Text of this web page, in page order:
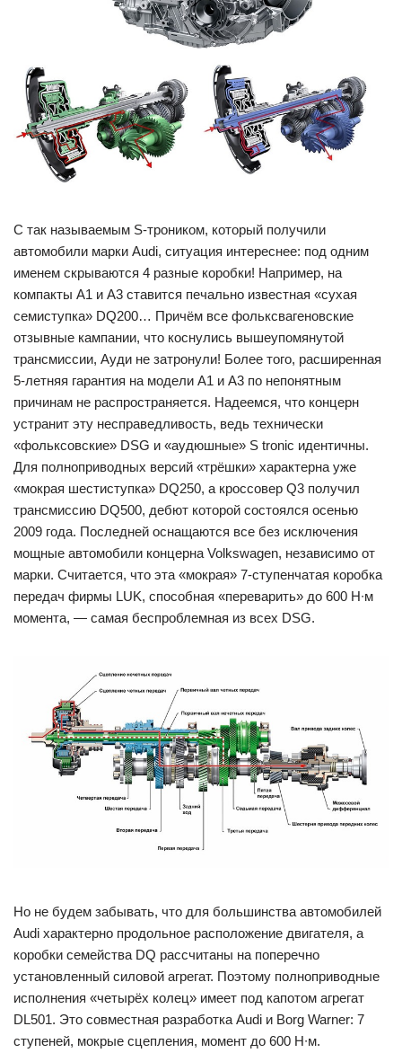
C так называемым S-троником, который получили
автомобили марки Audi, ситуация интереснее: под одним
именем скрываются 4 разные коробки! Например, на
компакты A1 и A3 ставится печально известная «сухая
семиступка» DQ200… Причём все фольксвагеновские
отзывные кампании, что коснулись вышеупомянутой
трансмиссии, Ауди не затронули! Более того, расширенная
5-летняя гарантия на модели A1 и A3 по непонятным
причинам не распространяется. Надеемся, что концерн
устранит эту несправедливость, ведь технически
«фольксовские» DSG и «аудюшные» S tronic идентичны.
Для полноприводных версий «трёшки» характерна уже
«мокрая шестиступка» DQ250, а кроссовер Q3 получил
трансмиссию DQ500, дебют которой состоялся осенью
2009 года. Последней оснащаются все без исключения
мощные автомобили концерна Volkswagen, независимо от
марки. Считается, что эта «мокрая» 7-ступенчатая коробка
передач фирмы LUK, способная «переварить» до 600 Н∙м
момента, — самая беспроблемная из всех DSG.
Но не будем забывать, что для большинства автомобилей
Audi характерно продольное расположение двигателя, а
коробки семейства DQ рассчитаны на поперечно
установленный силовой агрегат. Поэтому полноприводные
исполнения «четырёх колец» имеет под капотом агрегат
DL501. Это совместная разработка Audi и Borg Warner: 7
ступеней, мокрые сцепления, момент до 600 Н∙м.